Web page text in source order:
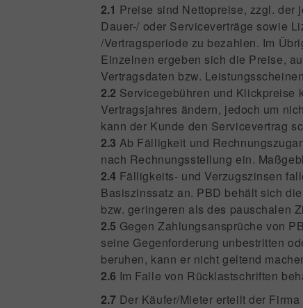
2.1 Preise sind Nettopreise, zzgl. der
Dauer-/ oder Serviceverträge sowie
/Vertragsperiode zu bezahlen. Im
Einzelnen ergeben sich die Preise,
Vertragsdaten bzw.
2.2 Servicegebühren und Klickpreise
Vertragsjahres ändern, jedoch um
kann der Kunde den Servicevertrag
2.3 Ab Fälligkeit und
nach Rechnungsstellung ein.
2.4 Fälligkeits- und Verzugszinsen
Basiszinssatz an. PBD behält sich
bzw. geringeren als des pauschalen
2.5 Gegen Zahlungsansprüche von
seine Gegenforderung unbestritten
beruhen, kann er nicht geltend
2.6 Im Falle von Rücklastschriften
2.7 Der Käufer/Mieter erteilt der